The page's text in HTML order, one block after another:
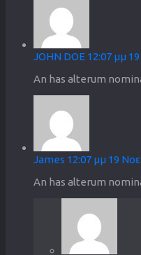
JOHN DOE 12:07 μμ
An has alterum
James 12:07 μμ 19
An has alterum